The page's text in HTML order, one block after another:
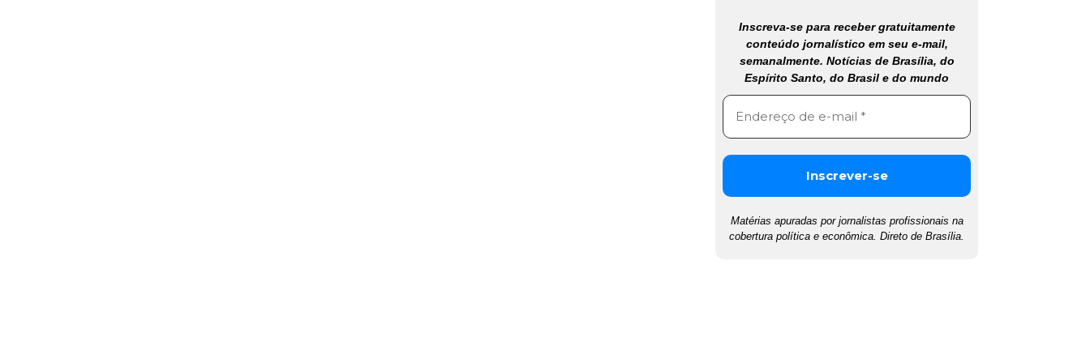
Inscreva-se para receber gratuitamente
conteúdo jornalístico em seu e-mail,
semanalmente. Notícias de Brasília, do
Espírito Santo, do Brasil e do mundo
Matérias apuradas por jornalistas profissionais na
cobertura política e econômica. Direto de Brasília.